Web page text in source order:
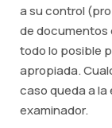
a su control
de documentos
todo lo posible
apropiada.
caso queda a
examinador.